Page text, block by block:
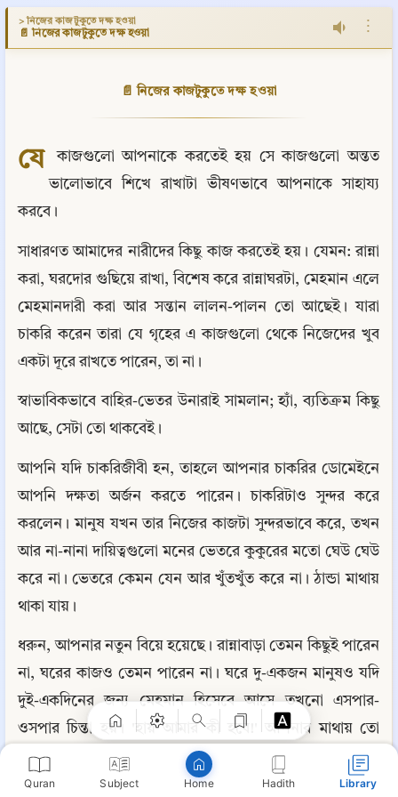
Quran Subject Home Hadith Library
> নিজের কাজটুকুতে দক্ষ হওয়া
📄 নিজের কাজটুকুতে দক্ষ হওয়া ⋮
📄 নিজের কাজটুকুতে দক্ষ হওয়া
যে
কাজগুলো আপনাকে করতেই হয় সে কাজগুলো অন্তত
ভালোভাবে শিখে রাখাটা ভীষণভাবে আপনাকে সাহায্য
করবে।
সাধারণত আমাদের নারীদের কিছু কাজ করতেই হয়। যেমন: রান্না
করা, ঘরদোর গুছিয়ে রাখা, বিশেষ করে রান্নাঘরটা, মেহমান এলে
মেহমানদারী করা আর সন্তান লালন-পালন তো আছেই। যারা
চাকরি করেন তারা যে গৃহের এ কাজগুলো থেকে নিজেদের খুব
একটা দূরে রাখতে পারেন, তা না।
স্বাভাবিকভাবে বাহির-ভেতর উনারাই সামলান; হ্যাঁ, ব্যতিক্রম কিছু
আছে, সেটা তো থাকবেই।
আপনি যদি চাকরিজীবী হন, তাহলে আপনার চাকরির ডোমেইনে
আপনি দক্ষতা অর্জন করতে পারেন। চাকরিটাও সুন্দর করে
করলেন। মানুষ যখন তার নিজের কাজটা সুন্দরভাবে করে, তখন
আর না-নানা দায়িত্বগুলো মনের ভেতরে কুকুরের মতো ঘেউ ঘেউ
করে না। ভেতরে কেমন যেন আর খুঁতখুঁত করে না। ঠান্ডা মাথায়
থাকা যায়।
ধরুন, আপনার নতুন বিয়ে হয়েছে। রান্নাবাড়া তেমন কিছুই পারেন
না, ঘরের কাজও তেমন পারেন না। ঘরে দু-একজন মানুষও যদি
দুই-একদিনের জন্য মেহমান হিসেবে আসে তখনো এসপার-
ওসপার চিন্তা হয়। 'হায় আমার কী হবে!' আপনার মাথায় তো
আকাশ ভেঙে পড়ে! আপনি কীভাবে মেহমানদের যত্ন-আত্তি
করবেন? সারাবেলা তো আর রেস্টুরেন্ট থেকে কিনে এনে